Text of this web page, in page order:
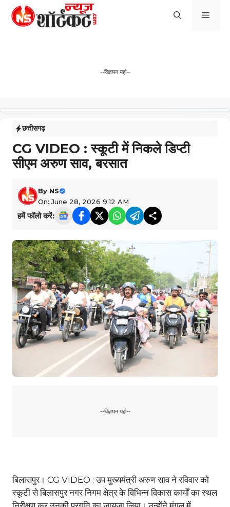
Skip
--विज्ञापन यहां--
छत्तीसगढ़
CG VIDEO : स्कूटी में निकले डिप्टी
सीएम अरुण साव, बरसात
By NS
On: June 28, 2026 9:12 AM
हमें फॉलो करें:
--विज्ञापन यहां--
बिलासपुर। CG VIDEO : उप मुख्यमंत्री अरुण साव ने रविवार को
स्कूटी से बिलासपुर नगर निगम क्षेत्र के विभिन्न विकास कार्यों का स्थल